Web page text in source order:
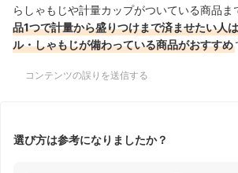
らしゃもじや計量カップがついている商品ま
品1つで計量から盛りつけまで済ませたい人
ル・しゃもじが備わっている商品がおすすめ
コンテンツの誤りを送信する
選び方は参考になりましたか？